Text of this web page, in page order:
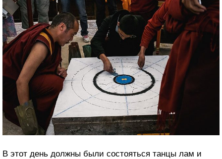
В этот день должны были состояться танцы лам и